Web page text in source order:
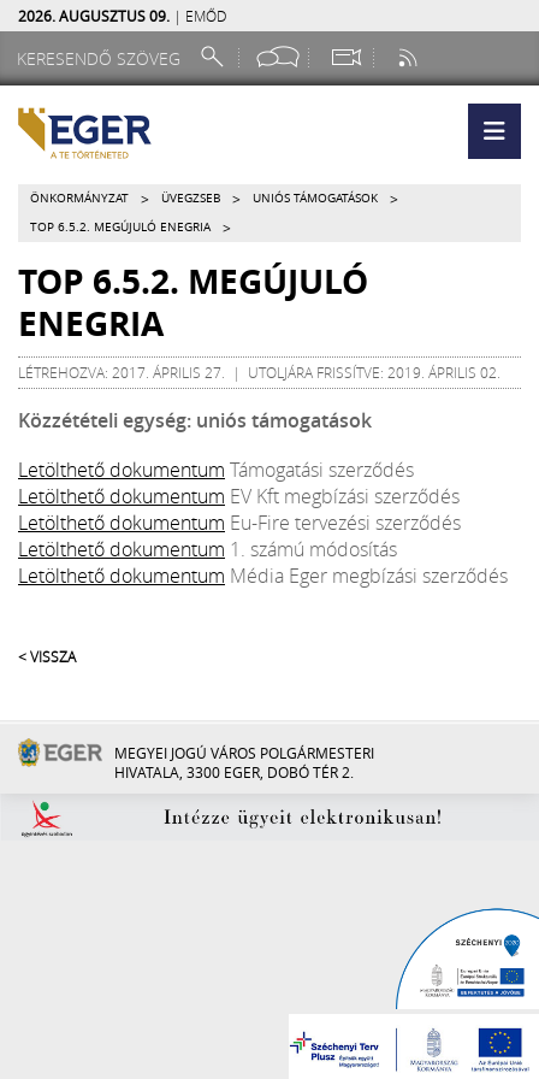
2026. AUGUSZTUS 09. | EMŐD
ÖNKORMÁNYZAT > ÜVEGZSEB > UNIÓS TÁMOGATÁSOK >
TOP 6.5.2. MEGÚJULÓ ENEGRIA >
TOP 6.5.2. MEGÚJULÓ
ENEGRIA
LÉTREHOZVA: 2017. ÁPRILIS 27. | UTOLJÁRA FRISSÍTVE: 2019. ÁPRILIS 02.
Közzétételi egység: uniós támogatások
Letölthető dokumentum Támogatási szerződés
Letölthető dokumentum EV Kft megbízási szerződés
Letölthető dokumentum Eu-Fire tervezési szerződés
Letölthető dokumentum 1. számú módosítás
Letölthető dokumentum Média Eger megbízási szerződés
< VISSZA
MEGYEI JOGÚ VÁROS POLGÁRMESTERI
HIVATALA, 3300 EGER, DOBÓ TÉR 2.